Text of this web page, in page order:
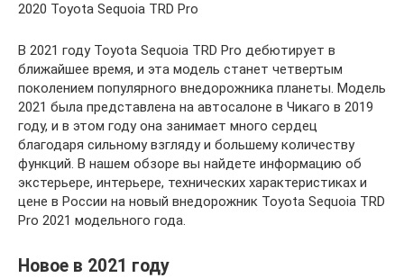
2020 Toyota Sequoia TRD Pro
В 2021 году Toyota Sequoia TRD Pro дебютирует в
ближайшее время, и эта модель станет четвертым
поколением популярного внедорожника планеты. Модель
2021 была представлена на автосалоне в Чикаго в 2019
году, и в этом году она занимает много сердец
благодаря сильному взгляду и большему количеству
функций. В нашем обзоре вы найдете информацию об
экстерьере, интерьере, технических характеристиках и
цене в России на новый внедорожник Toyota Sequoia TRD
Pro 2021 модельного года.
Новое в 2021 году